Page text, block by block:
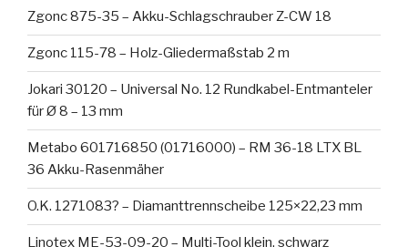
Zgonc 875-35 – Akku-Schlagschrauber Z-CW 18
Zgonc 115-78 – Holz-Gliedermaßstab 2 m
Jokari 30120 – Universal No. 12 Rundkabel-Entmanteler
für Ø 8 – 13 mm
Metabo 601716850 (01716000) – RM 36-18 LTX BL
36 Akku-Rasenmäher
O.K. 1271083? – Diamanttrennscheibe 125×22,23 mm
Linotex ME-53-09-20 – Multi-Tool klein, schwarz